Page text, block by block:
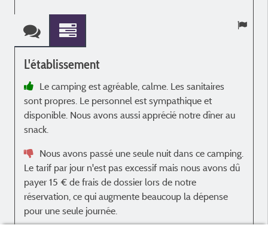
L'établissement
Le camping est agréable, calme. Les sanitaires
sont propres. Le personnel est sympathique et
disponible. Nous avons aussi apprécié notre dîner au
snack.
Nous avons passé une seule nuit dans ce camping.
Le tarif par jour n'est pas excessif mais nous avons dû
payer 15 € de frais de dossier lors de notre
réservation, ce qui augmente beaucoup la dépense
pour une seule journée.